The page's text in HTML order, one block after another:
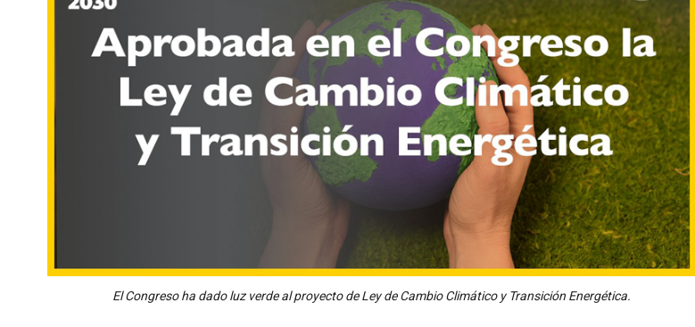
El Congreso ha dado luz verde al proyecto de Ley de Cambio Climático y Transición Energética.